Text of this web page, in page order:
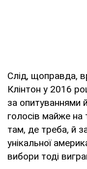
Слід, щоправда,
Клінтон у 2016
за опитуваннями
голосів майже на
там, де треба, й
унікальної
вибори тоді